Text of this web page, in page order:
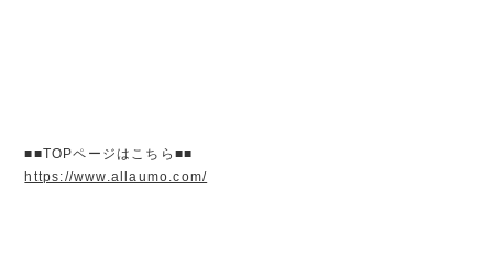
■■TOPページはこちら■■
https://www.allaumo.com/